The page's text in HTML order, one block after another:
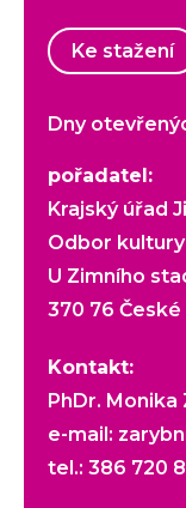
Ke stažení
Dny
pořadatel:
Krajský úřad
Odbor
U Zimního
370 76
Kontakt:
PhDr. Monika
e-mail:
tel.: 386 720